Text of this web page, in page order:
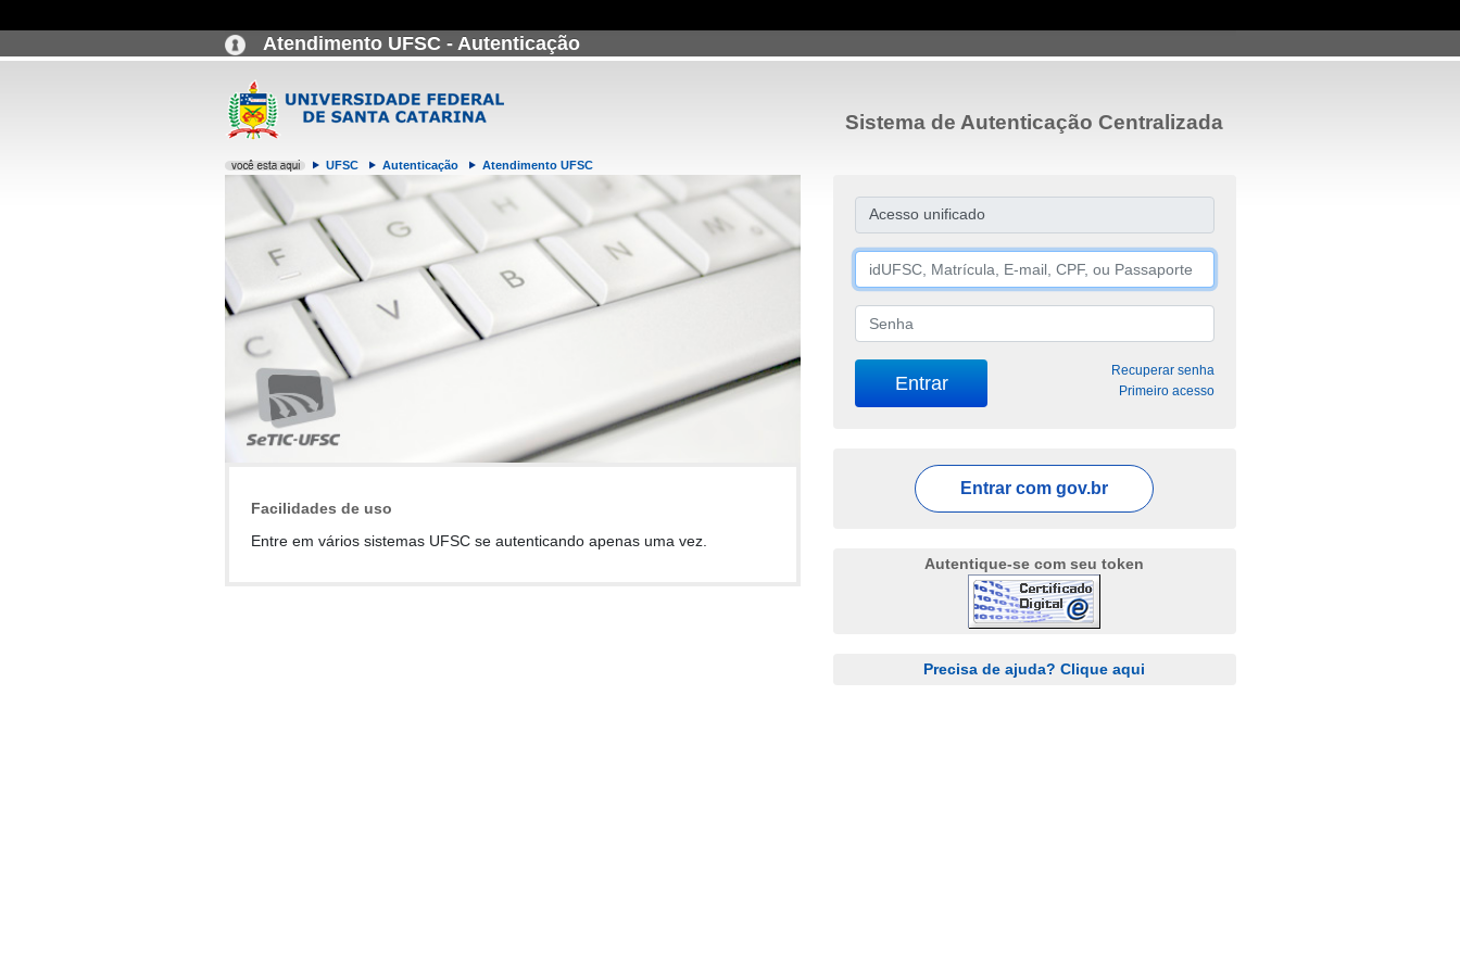
Atendimento UFSC - Autenticação
UFSC Autenticação Atendimento UFSC
Sistema de Autenticação Centralizada
Facilidades de uso
Entre em vários sistemas UFSC se autenticando apenas uma vez.
Acesso unificado
Recuperar senha
Primeiro acesso
Entrar com gov.br
Autentique-se com seu token
Precisa de ajuda? Clique aqui